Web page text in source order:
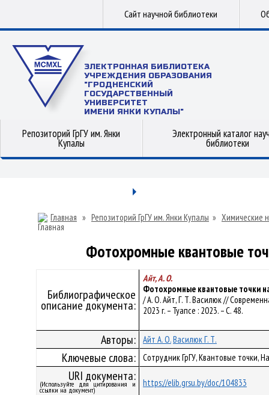
Сайт научной библиотеки
ЭЛЕКТРОННАЯ БИБЛИОТЕКА
УЧРЕЖДЕНИЯ ОБРАЗОВАНИЯ
"ГРОДНЕНСКИЙ
ГОСУДАРСТВЕННЫЙ
УНИВЕРСИТЕТ
ИМЕНИ ЯНКИ КУПАЛЫ"
Репозиторий ГрГУ им. Янки
Купалы
Электронный каталог
библиотеки
Главная » Репозиторий ГрГУ им. Янки Купалы » Химические
Фотохромные квантовые
Библиографическое
описание документа:
Айт, А. О.
Фотохромные квантовые точки
/ А. О. Айт, Г. Т. Василюк //
2023 г. – Туапсе : 2023. – С. 48.
Авторы: Айт А. О.Василюк Г. Т.
Ключевые слова: Сотрудник ГрГУ, Квантовые точки,
URI документа:
(Используйте для цитирования и
ссылки на документ)
https://elib.grsu.by/doc/104833